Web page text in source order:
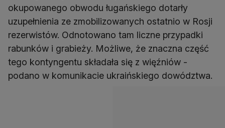
okupowanego obwodu ługańskiego dotarły
uzupełnienia ze zmobilizowanych ostatnio w Rosji
rezerwistów. Odnotowano tam liczne przypadki
rabunków i grabieży. Możliwe, że znaczna część
tego kontyngentu składała się z więźniów -
podano w komunikacie ukraińskiego dowództwa.